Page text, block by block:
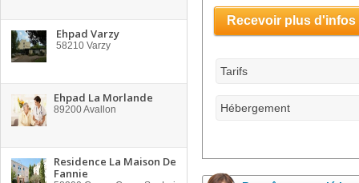
Ehpad Varzy
58210 Varzy
Ehpad La Morlande
89200Avallon
Residence La Maison De
Fannie
Recevoir plus d'infos
Tarifs
Hébergement